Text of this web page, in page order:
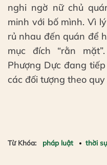
nghi ngờ nữ chủ
minh với bố mình. Vì
rủ nhau đến quán để
mục đích “rằn
Phượng Dực đang
các đối tượng theo
Từ Khóa: pháp luật thời sự